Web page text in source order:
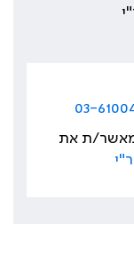
03-
מאשר/ת את